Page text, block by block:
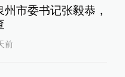
州市委书记张毅恭，
前